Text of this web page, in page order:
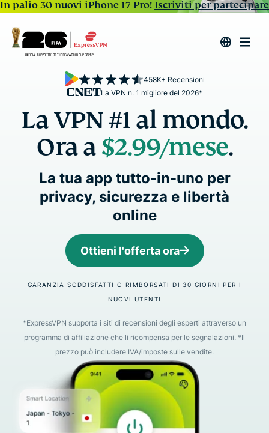
In palio 30 nuovi iPhone 17 Pro! Iscriviti per partecipare
La VPN n. 1 migliore del 2026*
458K+ Recensioni
La VPN #1 al mondo.
Ora a$2.99/mese.
La tua app tutto-in-uno per
privacy, sicurezza e libertà
online
Ottieni l'offerta ora
GARANZIA SODDISFATTI O RIMBORSATI DI 30 GIORNI PER I
NUOVI UTENTI
*ExpressVPN supporta i siti di recensioni degli esperti attraverso un
programma di affiliazione che li ricompensa per le segnalazioni. *Il
prezzo può includere IVA/imposte sulle vendite.